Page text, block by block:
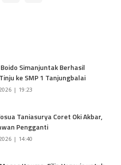
Simanjuntak Berhasil
ke SMP 1 Tanjungbalai
| 19:23
Taniasurya Coret Oki Akbar,
Pengganti
| 14:40